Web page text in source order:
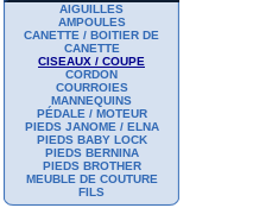
AIGUILLES
AMPOULES
CANETTE / BOITIER DE
CANETTE
CISEAUX / COUPE
CORDON
COURROIES
MANNEQUINS
PÉDALE / MOTEUR
PIEDS JANOME / ELNA
PIEDS BABY LOCK
PIEDS BERNINA
PIEDS BROTHER
MEUBLE DE COUTURE
FILS